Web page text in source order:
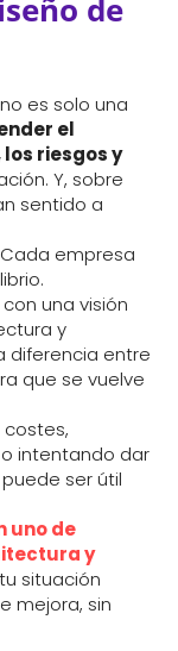
de
es solo una
el
riesgos y
Y, sobre
sentido a
empresa
una visión
y
diferencia entre
que se vuelve
intentando dar
ser útil
uno de
y
situación
mejora, sin